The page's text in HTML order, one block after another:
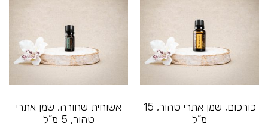
כורכום, שמן אתרי טהור, 15
מ”ל
אשוחית שחורה, שמן אתרי
טהור, 5 מ”ל